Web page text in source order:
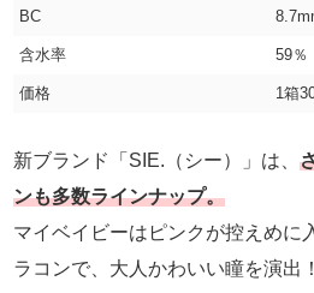
BC
含水率 59％
価格 1箱
新ブランド「SIE.（シー）」は、
ンも多数ラインナップ。
マイベイビーはピンクが控えめに
ラコンで、大人かわいい瞳を演出！